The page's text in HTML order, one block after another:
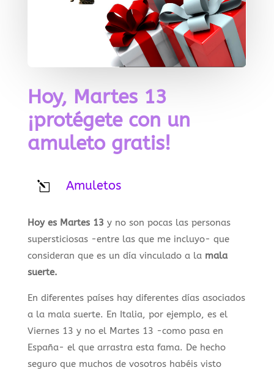
Hoy, Martes 13
¡protégete con un
amuleto gratis!
l Amuletos
Hoy es Martes 13 y no son pocas las personas
supersticiosas -entre las que me incluyo- que
consideran que es un día vinculado a la mala
suerte.
En diferentes países hay diferentes días asociados
a la mala suerte. En Italia, por ejemplo, es el
Viernes 13 y no el Martes 13 -como pasa en
España- el que arrastra esta fama. De hecho
seguro que muchos de vosotros habéis visto